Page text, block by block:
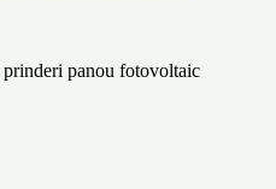
panou fotovoltaic